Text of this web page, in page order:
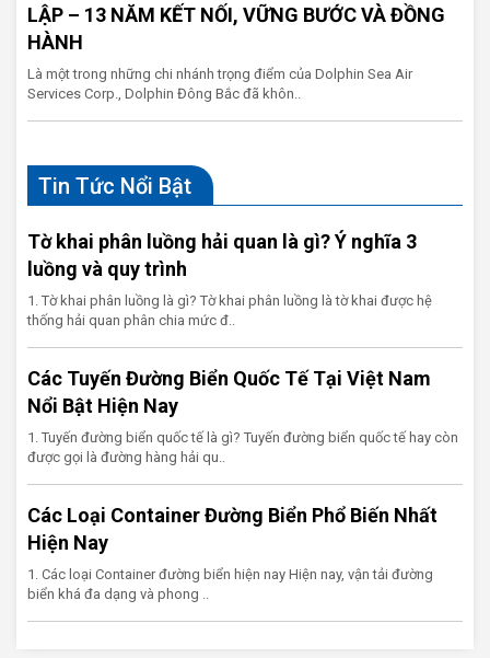
LẬP – 13 NĂM KẾT NỐI, VỮNG BƯỚC VÀ ĐỒNG
HÀNH
Là một trong những chi nhánh trọng điểm của Dolphin Sea Air
Services Corp., Dolphin Đông Bắc đã khôn..
Tin Tức Nổi Bật
Tờ khai phân luồng hải quan là gì? Ý nghĩa 3
luồng và quy trình
1. Tờ khai phân luồng là gì? Tờ khai phân luồng là tờ khai được hệ
thống hải quan phân chia mức đ..
Các Tuyến Đường Biển Quốc Tế Tại Việt Nam
Nổi Bật Hiện Nay
1. Tuyến đường biển quốc tế là gì? Tuyến đường biển quốc tế hay còn
được gọi là đường hàng hải qu..
Các Loại Container Đường Biển Phổ Biến Nhất
Hiện Nay
1. Các loại Container đường biển hiện nay Hiện nay, vận tải đường
biển khá đa dạng và phong ..